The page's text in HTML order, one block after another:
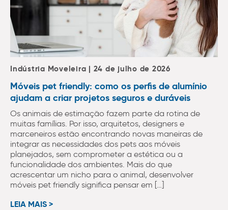
Indústria Moveleira | 24 de julho de 2026
Móveis pet friendly: como os perfis de alumínio
ajudam a criar projetos seguros e duráveis
Os animais de estimação fazem parte da rotina de
muitas famílias. Por isso, arquitetos, designers e
marceneiros estão encontrando novas maneiras de
integrar as necessidades dos pets aos móveis
planejados, sem comprometer a estética ou a
funcionalidade dos ambientes. Mais do que
acrescentar um nicho para o animal, desenvolver
móveis pet friendly significa pensar em […]
LEIA MAIS >